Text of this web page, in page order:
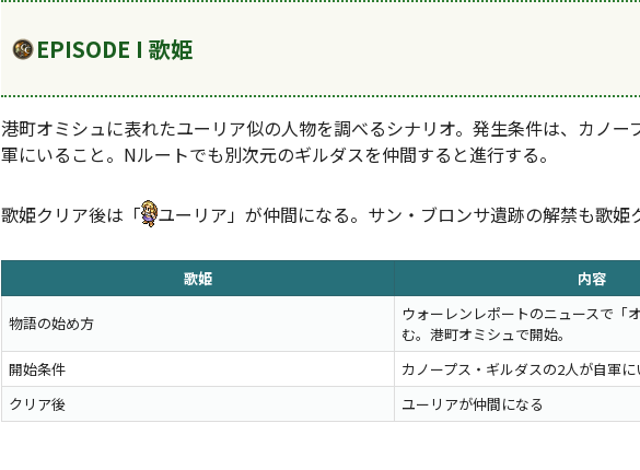
EPISODE I 歌姫
港町オミシュに表れたユーリア似の人物を調べるシナリオ。発生条件は、カノー
軍にいること。Nルートでも別次元のギルダスを仲間すると進行する。
歌姫クリア後は「 ユーリア」が仲間になる。サン・ブロンサ遺跡の解禁も歌姫
歌姫 内容
物語の始め方
ウォーレンレポートのニュースで「
む。港町オミシュで開始。
開始条件
カノープス・ギルダスの2人が自軍
クリア後
ユーリアが仲間になる